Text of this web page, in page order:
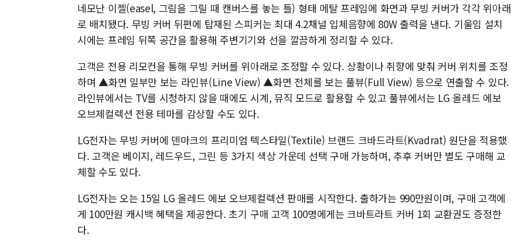
네모난 이젤(easel, 그림을 그릴 때 캔버스를 놓는 틀) 형태 메탈 프레임에 화면과 무빙 커버가 각각 위아래
로 배치됐다. 무빙 커버 뒤편에 탑재된 스피커는 최대 4.2채널 입체음향에 80W 출력을 낸다. 기울임 설치
시에는 프레임 뒤쪽 공간을 활용해 주변기기와 선을 깔끔하게 정리할 수 있다.
고객은 전용 리모컨을 통해 무빙 커버를 위아래로 조정할 수 있다. 상황이나 취향에 맞춰 커버 위치를 조정
하며 ▲화면 일부만 보는 라인뷰(Line View) ▲화면 전체를 보는 풀뷰(Full View) 등으로 연출할 수 있다.
라인뷰에서는 TV를 시청하지 않을 때에도 시계, 뮤직 모드로 활용할 수 있고 풀뷰에서는 LG 올레드 에보
오브제컬렉션 전용 테마를 감상할 수도 있다.
LG전자는 무빙 커버에 덴마크의 프리미엄 텍스타일(Textile) 브랜드 크바드라트(Kvadrat) 원단을 적용했
다. 고객은 베이지, 레드우드, 그린 등 3가지 색상 가운데 선택 구매 가능하며, 추후 커버만 별도 구매해 교
체할 수도 있다.
LG전자는 오는 15일 LG 올레드 에보 오브제컬렉션 판매를 시작한다. 출하가는 990만원이며, 구매 고객에
게 100만원 캐시백 혜택을 제공한다. 초기 구매 고객 100명에게는 크바트라트 커버 1회 교환권도 증정한
다.